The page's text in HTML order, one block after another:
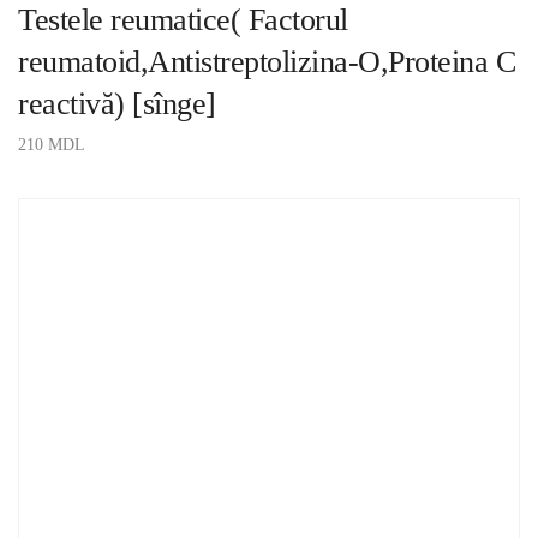
Testele reumatice( Factorul
reumatoid,Antistreptolizina-O,Proteina C
reactivă) [sînge]
210 MDL